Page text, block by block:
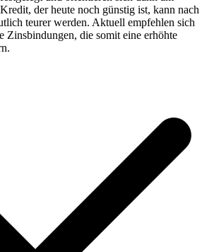
der heute noch günstig ist, kann nach
teurer werden. Aktuell empfehlen sich
Zinsbindungen, die somit eine erhöhte